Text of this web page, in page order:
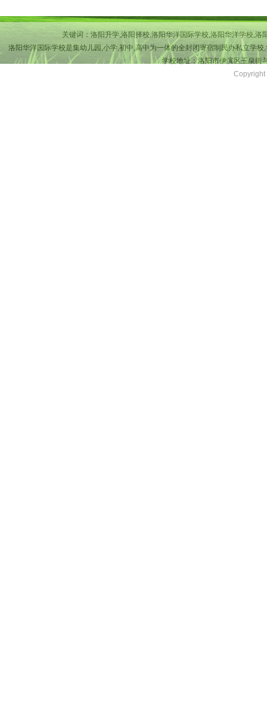
关键词：洛阳升学,洛阳择校,洛阳华洋国际学校,洛阳华洋学校,
洛阳华洋国际学校是集幼儿园,小学,初中,高中为一体的全封闭寄宿制民办私立学
学校地址：洛阳市伊滨区玉泉街
Copyright